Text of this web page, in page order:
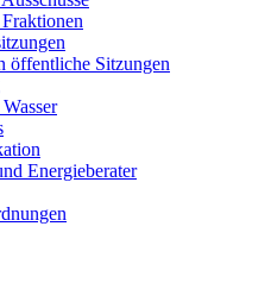
öffentliche Sitzungen
Energieberater